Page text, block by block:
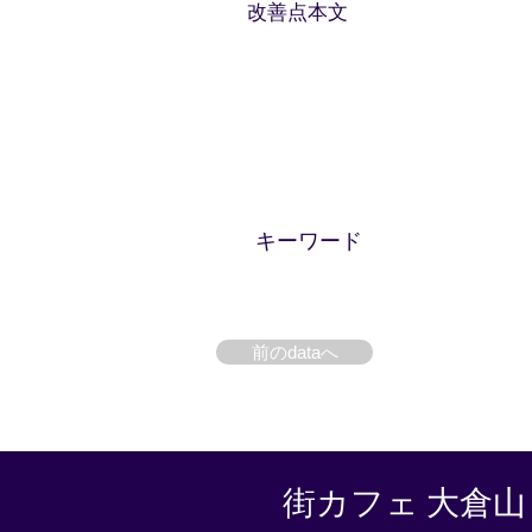
改善点本文
​キーワード
前のdataへ
街カフェ 大倉